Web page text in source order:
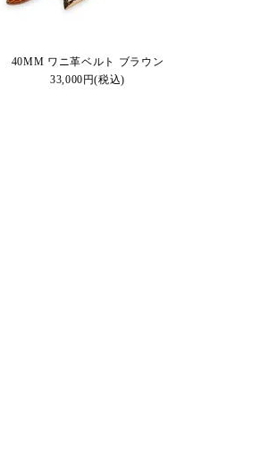
40MM ワニ革ベルト ブラウン
33,000円(税込)